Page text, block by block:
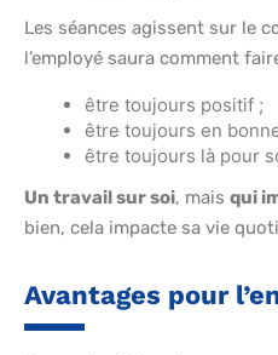
Les séances agissent sur le
l’employé saura comment
être toujours positif ;
être toujours en
être toujours là pour
Un travail sur soi, mais qui
bien, cela impacte sa vie
Avantages pour